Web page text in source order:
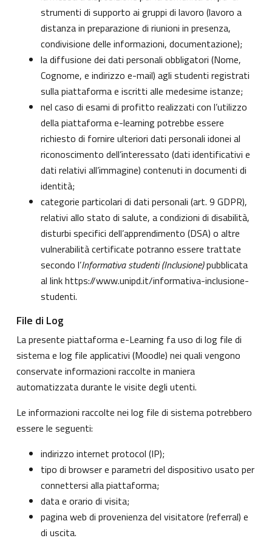
strumenti di supporto ai gruppi di lavoro (lavoro a
distanza in preparazione di riunioni in presenza,
condivisione delle informazioni, documentazione);
la diffusione dei dati personali obbligatori (Nome,
Cognome, e indirizzo e-mail) agli studenti registrati
sulla piattaforma e iscritti alle medesime istanze;
nel caso di esami di profitto realizzati con l’utilizzo
della piattaforma e-learning potrebbe essere
richiesto di fornire ulteriori dati personali idonei al
riconoscimento dell’interessato (dati identificativi e
dati relativi all’immagine) contenuti in documenti di
identità;
categorie particolari di dati personali (art. 9 GDPR),
relativi allo stato di salute, a condizioni di disabilità,
disturbi specifici dell’apprendimento (DSA) o altre
vulnerabilità certificate potranno essere trattate
secondo l’Informativa studenti (Inclusione)pubblicata
al linkhttps://www.unipd.it/informativa-inclusione-
studenti.
File di Log
La presente piattaforma e-Learning fa uso di log file di
sistema e log file applicativi (Moodle) nei quali vengono
conservate informazioni raccolte in maniera
automatizzata durante le visite degli utenti.
Le informazioni raccolte nei log file di sistema potrebbero
essere le seguenti:
indirizzo internet protocol (IP);
tipo di browser e parametri del dispositivo usato per
connettersi alla piattaforma;
data e orario di visita;
pagina web di provenienza del visitatore (referral) e
di uscita.